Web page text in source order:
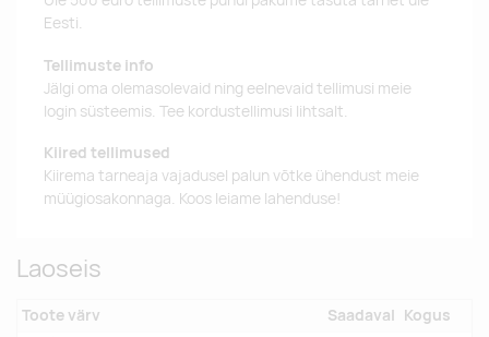
Eesti.
Tellimuste info
Jälgi oma olemasolevaid ning eelnevaid tellimusi meie
login süsteemis. Tee kordustellimusi lihtsalt.
Kiired tellimused
Kiirema tarneaja vajadusel palun võtke ühendust meie
müügiosakonnaga. Koos leiame lahenduse!
Laoseis
Toote värv Saadaval Kogus